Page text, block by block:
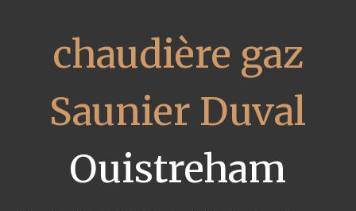
chaudière gaz
Saunier Duval
Ouistreham